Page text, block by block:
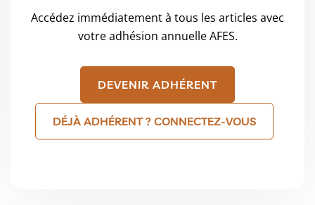
Accédez immédiatement à tous les articles avec
votre adhésion annuelle AFES.
DEVENIR ADHÉRENT
DÉJÀ ADHÉRENT ? CONNECTEZ-VOUS